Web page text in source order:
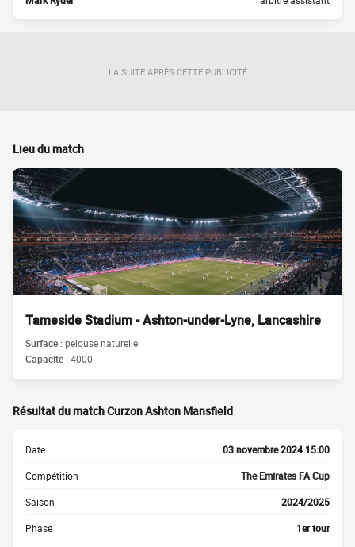
LA SUITE APRÈS CETTE PUBLICITÉ
Lieu du match
Tameside Stadium - Ashton-under-Lyne, Lancashire
Surface :pelouse naturelle
Capacité :4000
Résultat du match Curzon Ashton Mansfield
Date 03 novembre 2024 15:00
Compétition The Emirates FA Cup
Saison 2024/2025
Phase 1er tour